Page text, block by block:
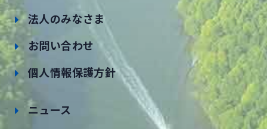
法人のみなさま
お問い合わせ
個人情報保護方針
ニュース